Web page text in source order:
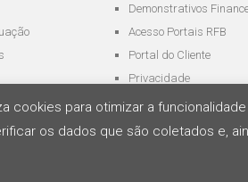
Demonstrativos
Acesso Portais RFB
Portal do Cliente
Privacidade
cookies para otimizar a
os dados que são coletados e,